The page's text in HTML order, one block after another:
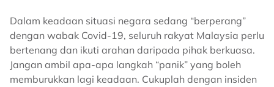
Dalam keadaan situasi negara sedang “berperang”
dengan wabak Covid-19, seluruh rakyat Malaysia perlu
bertenang dan ikuti arahan daripada pihak berkuasa.
Jangan ambil apa-apa langkah “panik” yang boleh
memburukkan lagi keadaan. Cukuplah dengan insiden